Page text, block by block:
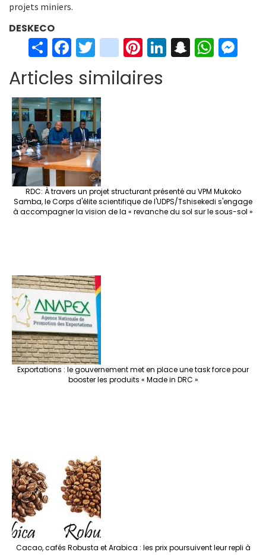
projets miniers.
DESKECO
S
h
ar
e
Fa
ce
b
o
o
k
T
wi
tt
er
in
st
ag
Pi
er
Li S W
Articles similaires
RDC: À travers un projet structurant présenté au VPM Mukoko
Samba, le Corps d'élite scientifique de l'UDPS/Tshisekedi s'engage
à accompagner la vision de la « revanche du sol sur le sous-sol »
Exportations : le gouvernement met en place une task force pour
booster les produits « Made in DRC »
Cacao, cafés Robusta et Arabica : les prix poursuivent leur repli à